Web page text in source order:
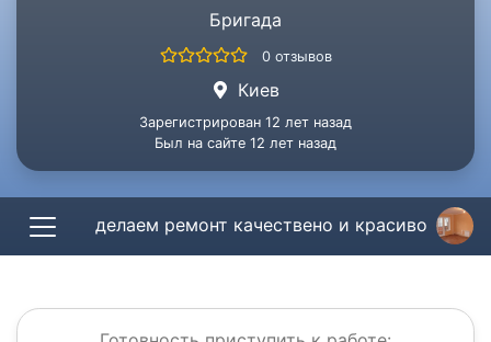
Бригада
0 отзывов
Киев
Зарегистрирован 12 лет назад
Был на сайте 12 лет назад
делаем ремонт качествено и красиво